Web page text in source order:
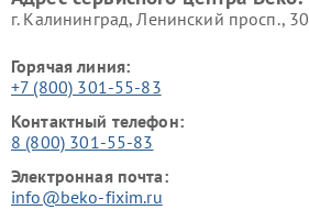
г. Калининград, Ленинский просп., 30
Горячая линия:
+7 (800) 301-55-83
Контактный телефон:
8 (800) 301-55-83
Электронная почта:
info@beko-fixim.ru